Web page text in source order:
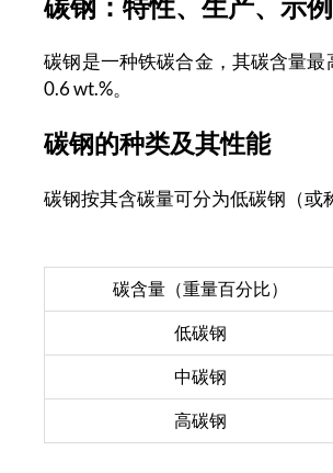
碳钢是一种铁碳合金，其碳含量
0.6 wt.%。
碳钢的种类及其性能
碳钢按其含碳量可分为低碳钢（
碳含量（重量百分比）
低碳钢
中碳钢
高碳钢